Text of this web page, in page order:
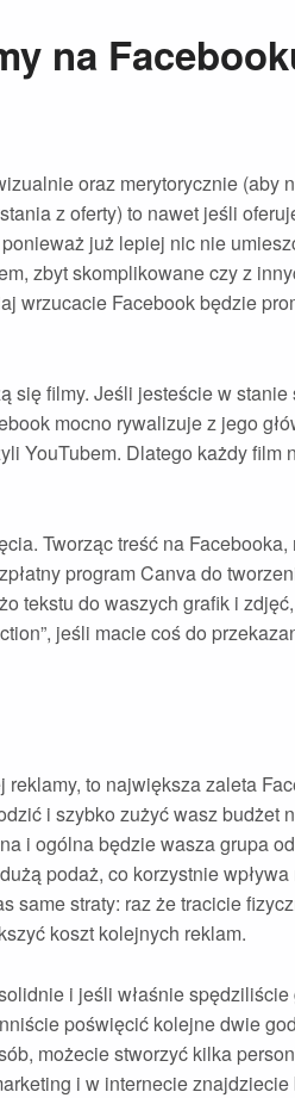
na
oraz merytorycznie (aby
z oferty) to nawet jeśli
już lepiej nic nie
zbyt skomplikowane czy z
wrzucacie Facebook będzie
filmy. Jeśli jesteście w
mocno rywalizuje z jego
YouTubem. Dlatego każdy film
Tworząc treść na
program Canva do
tekstu do waszych grafik i
jeśli macie coś do
to największa zaleta
i szybko zużyć wasz budżet
i ogólna będzie wasza grupa
podaż, co korzystnie
same straty: raz że tracicie
koszt kolejnych reklam.
i jeśli właśnie
poświęcić kolejne dwie
możecie stworzyć kilka
i w internecie